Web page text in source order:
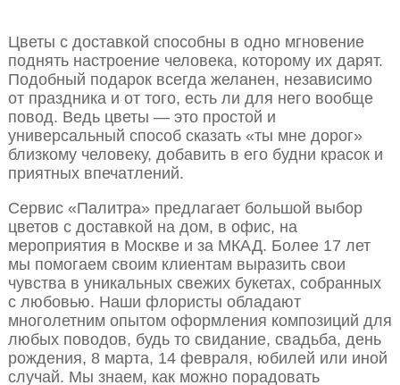
Цветы с доставкой способны в одно мгновение
поднять настроение человека, которому их дарят.
Подобный подарок всегда желанен, независимо
от праздника и от того, есть ли для него вообще
повод. Ведь цветы — это простой и
универсальный способ сказать «ты мне дорог»
близкому человеку, добавить в его будни красок и
приятных впечатлений.
Сервис «Палитра» предлагает большой выбор
цветов с доставкой на дом, в офис, на
мероприятия в Москве и за МКАД. Более 17 лет
мы помогаем своим клиентам выразить свои
чувства в уникальных свежих букетах, собранных
с любовью. Наши флористы обладают
многолетним опытом оформления композиций для
любых поводов, будь то свидание, свадьба, день
рождения, 8 марта, 14 февраля, юбилей или иной
случай. Мы знаем, как можно порадовать